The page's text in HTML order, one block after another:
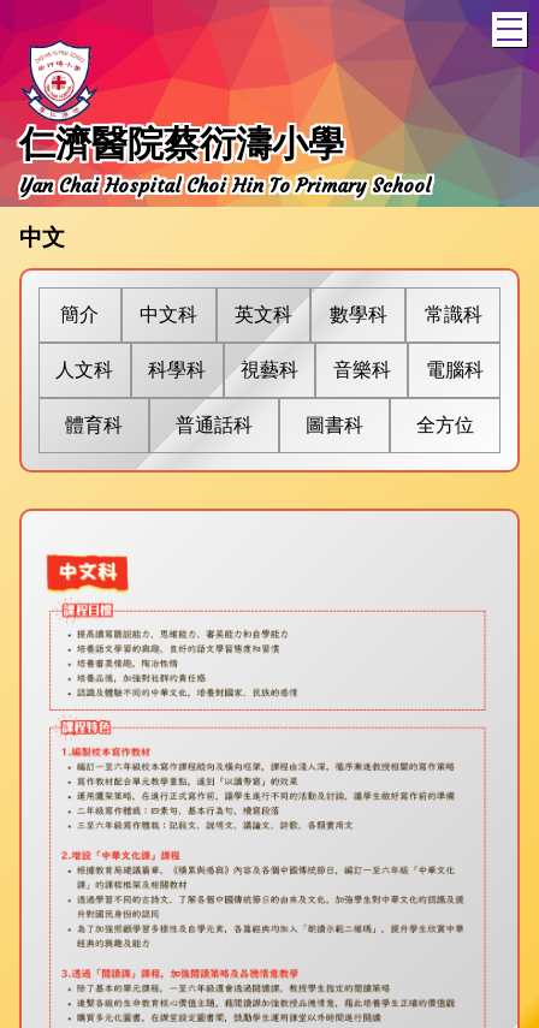
仁濟醫院蔡衍濤小學
Yan Chai Hospital Choi Hin To Primary School
中文
簡介 中文科 英文科 數學科 常識科
人文科 科學科 視藝科 音樂科 電腦科
體育科 普通話科 圖書科 全方位